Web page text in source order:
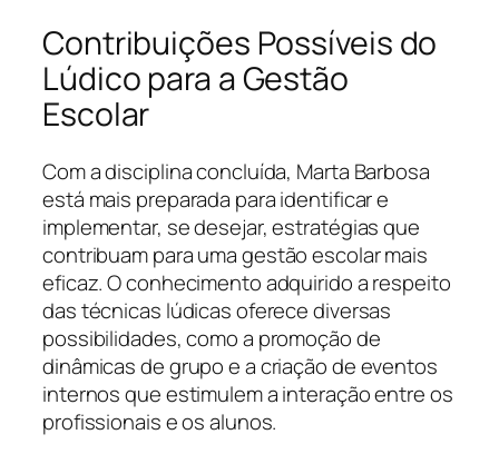
Contribuições Possíveis do
Lúdico para a Gestão
Escolar
Com a disciplina concluída, Marta Barbosa
está mais preparada para identificar e
implementar, se desejar, estratégias que
contribuam para uma gestão escolar mais
eficaz. O conhecimento adquirido a respeito
das técnicas lúdicas oferece diversas
possibilidades, como a promoção de
dinâmicas de grupo e a criação de eventos
internos que estimulem a interação entre os
profissionais e os alunos.